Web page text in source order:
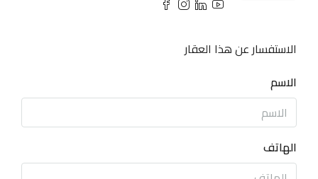
الاستفسار عن هذا العقار
الاسم
الهاتف